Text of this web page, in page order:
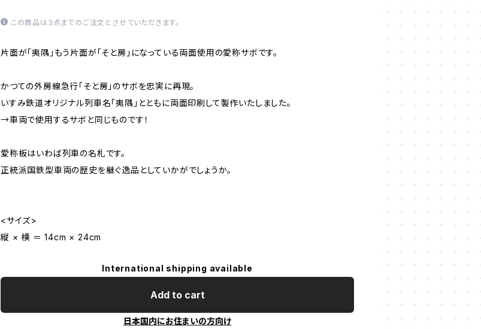
この商品は3点までのご注文とさせていただきます。
片面が「夷隅」もう片面が「そと房」になっている両面使用の愛称サボです。
かつての外房線急行「そと房」のサボを忠実に再現。
いすみ鉄道オリジナル列車名「夷隅」とともに両面印刷して製作いたしました。
→車両で使用するサボと同じものです！
愛称板はいわば列車の名札です。
正統派国鉄型車両の歴史を継ぐ逸品としていかがでしょうか。
<サイズ>
縦 × 横 ＝ 14cm × 24cm
International shipping available
Add to cart
日本国内にお住まいの方向け